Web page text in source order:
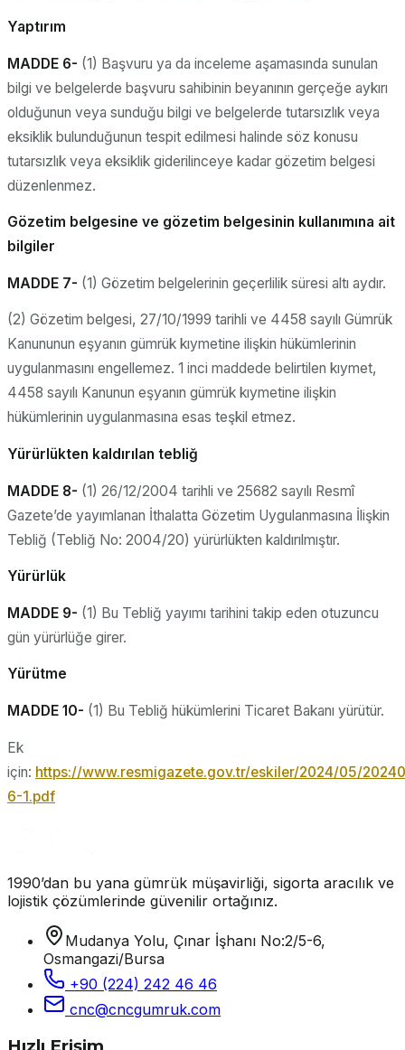
Yaptırım
MADDE 6- (1) Başvuru ya da inceleme aşamasında sunulan
bilgi ve belgelerde başvuru sahibinin beyanının gerçeğe aykırı
olduğunun veya sunduğu bilgi ve belgelerde tutarsızlık veya
eksiklik bulunduğunun tespit edilmesi halinde söz konusu
tutarsızlık veya eksiklik giderilinceye kadar gözetim belgesi
düzenlenmez.
Gözetim belgesine ve gözetim belgesinin kullanımına ait
bilgiler
MADDE 7- (1) Gözetim belgelerinin geçerlilik süresi altı aydır.
(2) Gözetim belgesi, 27/10/1999 tarihli ve 4458 sayılı Gümrük
Kanununun eşyanın gümrük kıymetine ilişkin hükümlerinin
uygulanmasını engellemez. 1 inci maddede belirtilen kıymet,
4458 sayılı Kanunun eşyanın gümrük kıymetine ilişkin
hükümlerinin uygulanmasına esas teşkil etmez.
Yürürlükten kaldırılan tebliğ
MADDE 8- (1) 26/12/2004 tarihli ve 25682 sayılı Resmî
Gazete’de yayımlanan İthalatta Gözetim Uygulanmasına İlişkin
Tebliğ (Tebliğ No: 2004/20) yürürlükten kaldırılmıştır.
Yürürlük
MADDE 9- (1) Bu Tebliğ yayımı tarihini takip eden otuzuncu
gün yürürlüğe girer.
Yürütme
MADDE 10- (1) Bu Tebliğ hükümlerini Ticaret Bakanı yürütür.
Ek
için: https://www.resmigazete.gov.tr/eskiler/2024/05/
6-1.pdf
1990’dan bu yana gümrük müşavirliği, sigorta aracılık ve
lojistik çözümlerinde güvenilir ortağınız.
Mudanya Yolu, Çınar İşhanı No:2/5-6,
Osmangazi/Bursa
+90 (224) 242 46 46
cnc@cncgumruk.com
Hızlı Erişim